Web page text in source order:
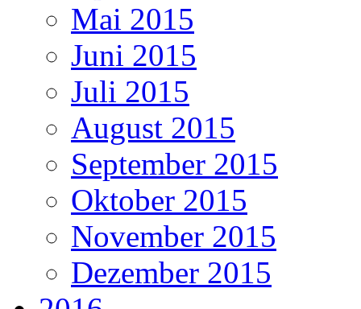
Mai 2015
Juni 2015
Juli 2015
August 2015
September 2015
Oktober 2015
November 2015
Dezember 2015